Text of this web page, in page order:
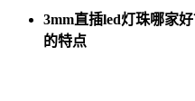
3mm直插led灯珠哪家
的特点